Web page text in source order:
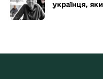
українця,